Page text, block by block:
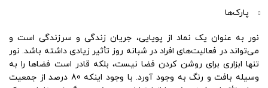
پارک‌ها
نور به عنوان یک نماد از پویایی، جریان زندگی و سرزندگی است و
می‌تواند در فعالیت‌های افراد در شبانه روز تأثیر زیادی داشته باشد. نور
تنها ابزاری برای روشن کردن فضا نیست، بلکه قادر است فضاها را به
وسیله بافت و رنگ به وجود آورد. با وجود اینکه 80 درصد از جمعیت